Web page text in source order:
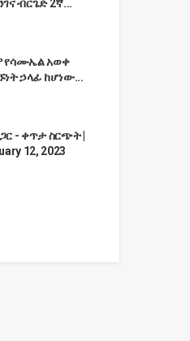
ብርጌድ 2ኛ...
የሳሙኤል አወቀ
ኃላፊ ከሆነው...
- ቀጥታ ስርጭት |
12, 2023